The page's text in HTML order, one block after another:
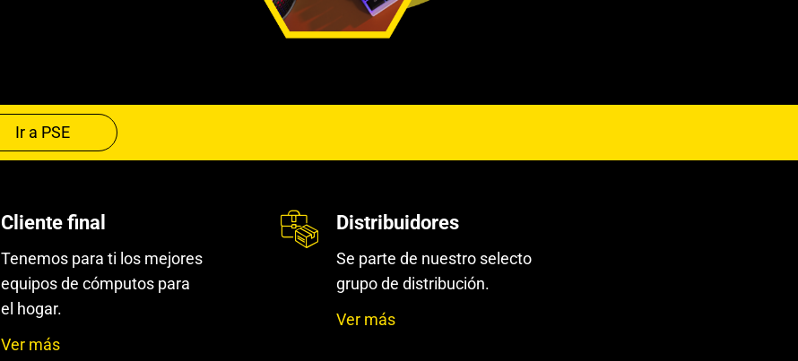
Ir a PSE
Cliente final
Tenemos para ti los mejores
equipos de cómputos para
el hogar.
Ver más
Distribuidores
Se parte de nuestro selecto
grupo de distribución.
Ver más